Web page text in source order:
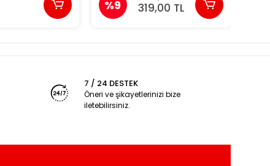
%9 319,00 TL
7 / 24 DESTEK
Öneri ve şikayetlerinizi bize
iletebilirsiniz.